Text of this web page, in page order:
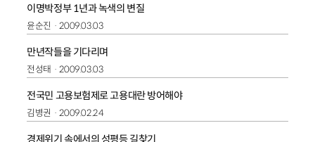
이명박정부 1년과 녹색의 변질
윤순진 2009.03.03
만년작들을 기다리며
전성태 2009.03.03
전국민 고용보험제로 고용대란 방어해야
김병권 2009.02.24
경제위기 속에서의 성평등 길찾기